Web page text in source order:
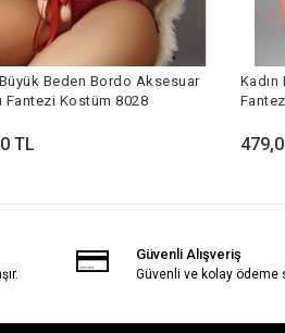
Beden Bordo Aksesuar
Fantezi Kostüm 8028
TL
Kadın
Güvenli Alışveriş
Güvenli ve kolay ödeme